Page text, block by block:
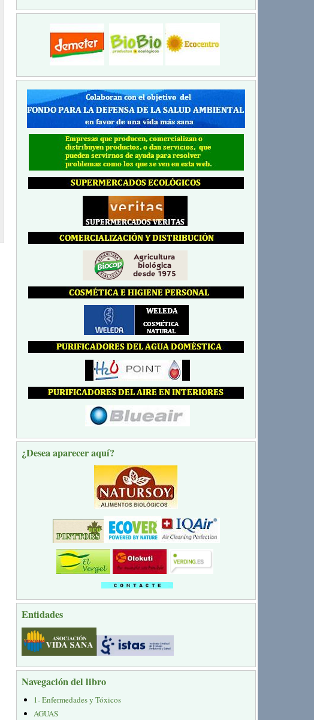
¿Desea aparecer aquí?
Entidades
Navegación del libro
1- Enfermedades y Tóxicos
AGUAS